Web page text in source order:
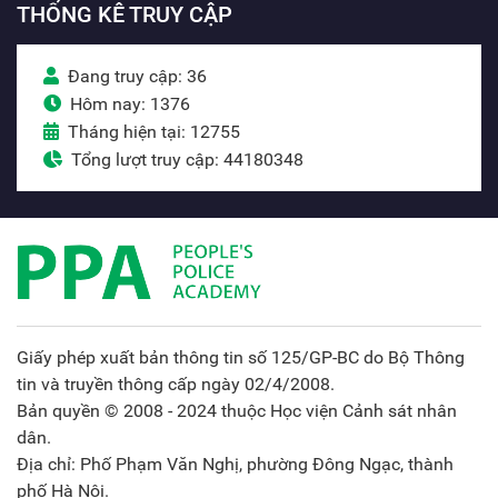
THỐNG KÊ TRUY CẬP
Đang truy cập: 36
Hôm nay: 1376
Tháng hiện tại: 12755
Tổng lượt truy cập: 44180348
Giấy phép xuất bản thông tin số 125/GP-BC do Bộ Thông
tin và truyền thông cấp ngày 02/4/2008.
Bản quyền © 2008 - 2024 thuộc Học viện Cảnh sát nhân
dân.
Địa chỉ: Phố Phạm Văn Nghị, phường Đông Ngạc, thành
phố Hà Nội.